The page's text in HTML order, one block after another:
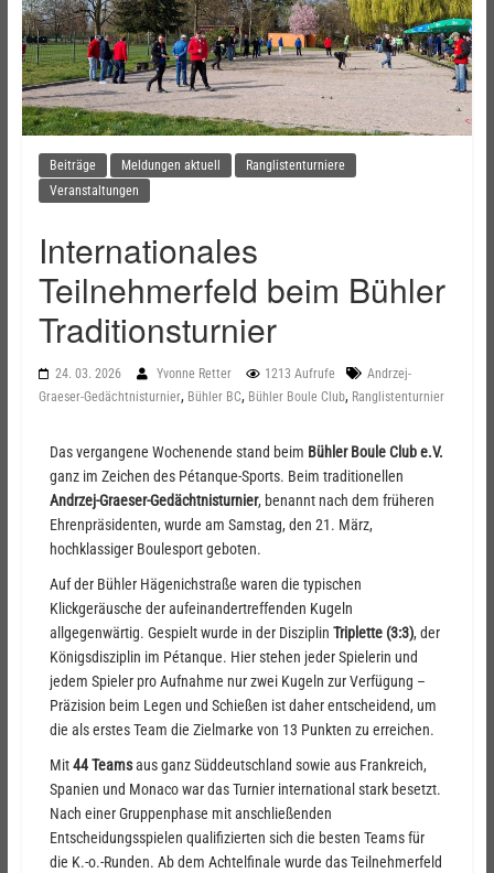
Beiträge Meldungen aktuell
Ranglistenturniere
Veranstaltungen
Internationales
Teilnehmerfeld beim Bühler
Traditionsturnier
24. 03. 2026 Yvonne Retter 1213 Aufrufe
Andrzej-
Graeser-Gedächtnisturnier, Bühler BC, Bühler Boule Club, Ranglistenturnier
Das vergangene Wochenende stand beim Bühler Boule Club e.V.
ganz im Zeichen des Pétanque-Sports. Beim traditionellen
Andrzej-Graeser-Gedächtnisturnier, benannt nach dem früheren
Ehrenpräsidenten, wurde am Samstag, den 21. März,
hochklassiger Boulesport geboten.
Auf der Bühler Hägenichstraße waren die typischen
Klickgeräusche der aufeinandertreffenden Kugeln
allgegenwärtig. Gespielt wurde in der Disziplin Triplette (3:3), der
Königsdisziplin im Pétanque. Hier stehen jeder Spielerin und
jedem Spieler pro Aufnahme nur zwei Kugeln zur Verfügung –
Präzision beim Legen und Schießen ist daher entscheidend, um
die als erstes Team die Zielmarke von 13 Punkten zu erreichen.
Mit44 Teamsaus ganz Süddeutschland sowie aus Frankreich,
Spanien und Monaco war das Turnier international stark besetzt.
Nach einer Gruppenphase mit anschließenden
Entscheidungsspielen qualifizierten sich die besten Teams für
die K.-o.-Runden. Ab dem Achtelfinale wurde das Teilnehmerfeld